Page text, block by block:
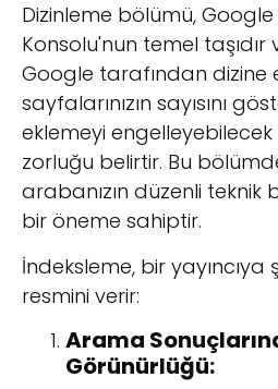
Dizinleme bölümü,
Konsolu'nun temel
Google tarafından dizine
sayfalarınızın sayısını
eklemeyi
zorluğu belirtir. Bu
arabanızın düzenli teknik
bir öneme sahiptir.
İndeksleme, bir yayıncıya
resmini verir:
Arama
Görünürlüğü: